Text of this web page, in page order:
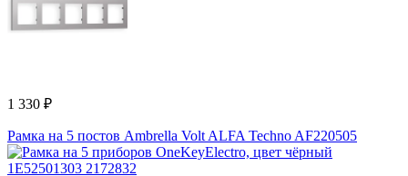
1 330 ₽
Рамка на 5 постов Ambrella Volt ALFA Techno AF220505